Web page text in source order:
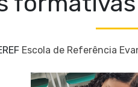
Escola de Referência